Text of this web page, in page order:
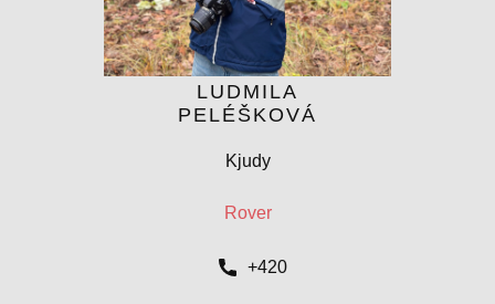
LUDMILA
PELÉŠKOVÁ
Kjudy
Rover
+420